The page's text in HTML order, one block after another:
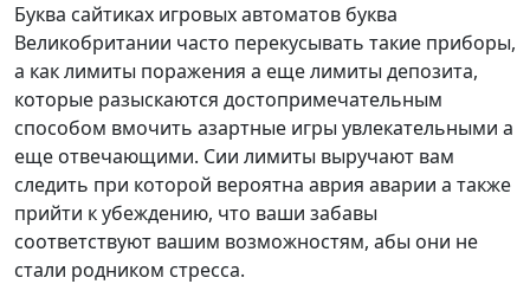
Буква сайтиках игровых автоматов буква
Великобритании часто перекусывать такие приборы,
а как лимиты поражения а еще лимиты депозита,
которые разыскаются достопримечательным
способом вмочить азартные игры увлекательными а
еще отвечающими. Сии лимиты выручают вам
следить при которой вероятна аврия аварии а также
прийти к убеждению, что ваши забавы
соответствуют вашим возможностям, абы они не
стали родником стресса.